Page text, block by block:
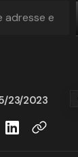
23/2023